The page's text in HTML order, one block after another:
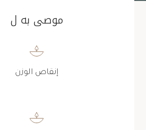
موصى به ل
إنقاص الوزن